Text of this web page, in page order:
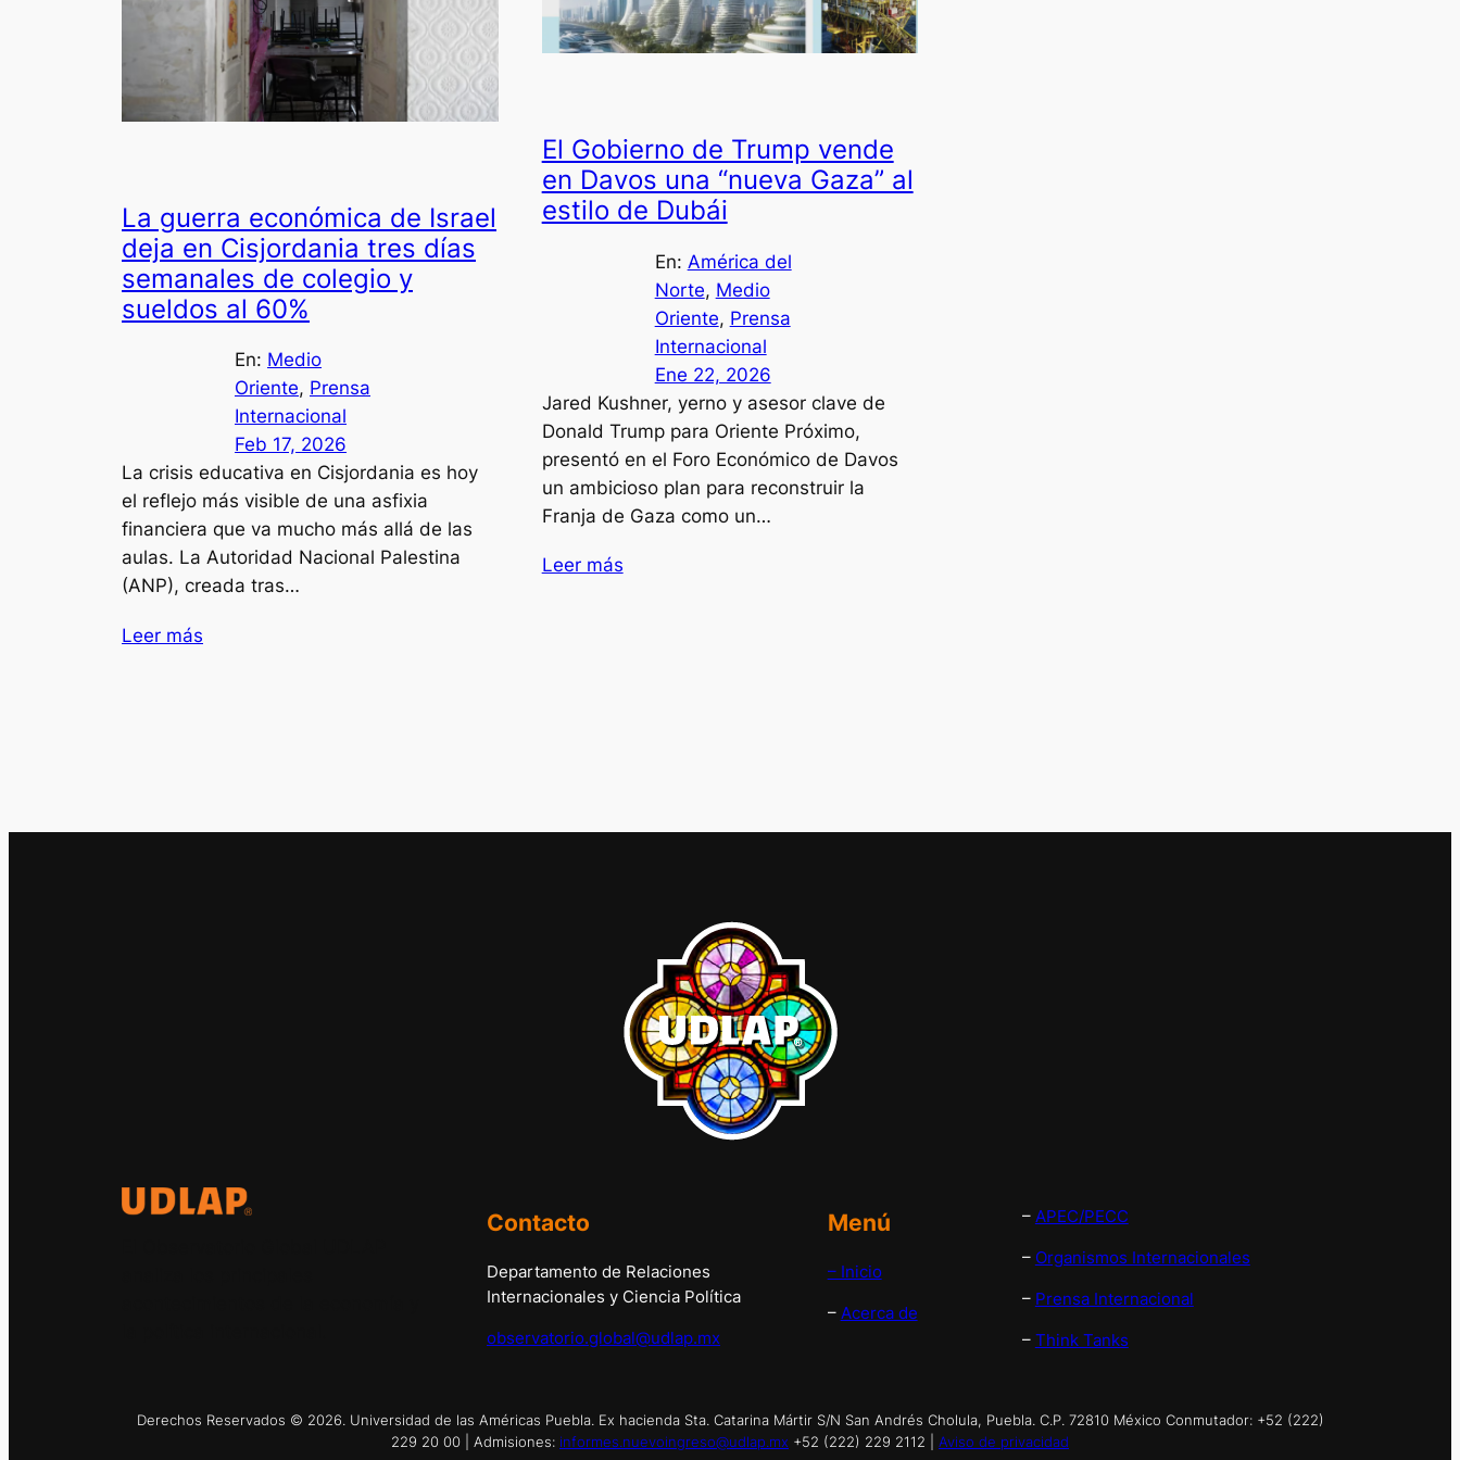
La guerra económica de Israel
deja en Cisjordania tres días
semanales de colegio y
sueldos al 60%
En: Medio
Oriente, Prensa
Internacional
Feb 17, 2026
La crisis educativa en Cisjordania es hoy
el reflejo más visible de una asfixia
financiera que va mucho más allá de las
aulas. La Autoridad Nacional Palestina
(ANP), creada tras…
Leer más
El Gobierno de Trump vende
en Davos una “nueva Gaza” al
estilo de Dubái
En: América del
Norte, Medio
Oriente, Prensa
Internacional
Ene 22, 2026
Jared Kushner, yerno y asesor clave de
Donald Trump para Oriente Próximo,
presentó en el Foro Económico de Davos
un ambicioso plan para reconstruir la
Franja de Gaza como un…
Leer más
Contacto
Departamento de Relaciones
Internacionales y Ciencia Política
observatorio.global@udlap.mx
Menú
– Inicio
– Acerca de
– APEC/PECC
– Organismos Internacionales
– Prensa Internacional
– Think Tanks
Derechos Reservados © 2026. Universidad de las Américas Puebla. Ex hacienda Sta. Catarina Mártir S/N San Andrés Cholula, Puebla. C.P. 72810 México Conmutador: +52 (222)
229 20 00 | Admisiones: informes.nuevoingreso@udlap.mx +52 (222) 229 2112 | Aviso de privacidad